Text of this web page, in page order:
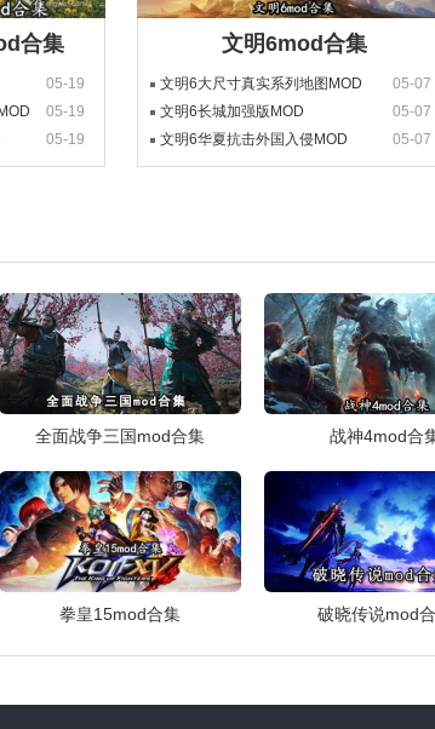
合集
05-19
05-19
05-19
文明6mod合集
文明6大尺寸真实系列地图MOD
05-07
文明6长城加强版MOD
05-07
文明6华夏抗击外国入侵MOD
05-07
全面战争三国mod合集 战神4mod合
拳皇15mod合集 破晓传说mod